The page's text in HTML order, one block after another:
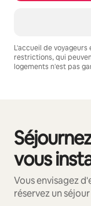
L'accueil de
restrictions, qui
logements n'est pas
vous
Vous envisagez
réservez un
0 sur 0 élément